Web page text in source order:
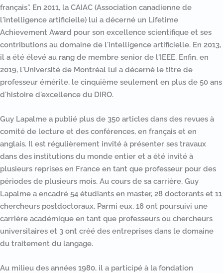
français". En 2011, la CAIAC (Association canadienne de
l'intelligence artificielle) lui a décerné un Lifetime
Achievement Award pour son excellence scientifique et ses
contributions au domaine de l'intelligence artificielle. En 2013,
il a été élevé au rang de membre senior de l'IEEE. Enfin, en
2019, l'Université de Montréal lui a décerné le titre de
professeur émérite, le cinquième seulement en plus de 50 ans
d'histoire d'excellence du DIRO.
Guy Lapalme a publié plus de 350 articles dans des revues à
comité de lecture et des conférences, en français et en
anglais. Il est régulièrement invité à présenter ses travaux
dans des institutions du monde entier et a été invité à
plusieurs reprises en France en tant que professeur pour des
périodes de plusieurs mois. Au cours de sa carrière, Guy
Lapalme a encadré 54 étudiants en master, 28 doctorants et 11
chercheurs postdoctoraux. Parmi eux, 18 ont poursuivi une
carrière académique en tant que professeurs ou chercheurs
universitaires et 3 ont créé des entreprises dans le domaine
du traitement du langage.
Au milieu des années 1980, il a participé à la fondation